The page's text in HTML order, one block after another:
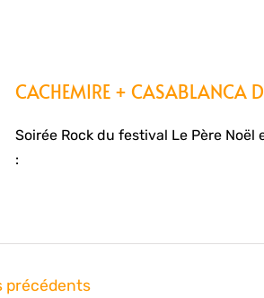
CACHEMIRE + CASABLANCA
Soirée Rock du festival Le Père
:
précédents